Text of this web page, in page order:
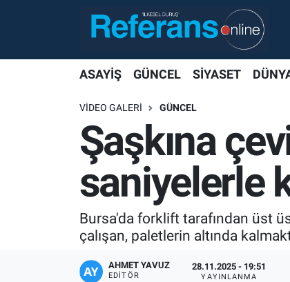
ASAYİŞ GÜNCEL SİYASET
VIDEO GALERI GÜNCEL
Şaşkına
saniyelerle
Bursa'da forklift tarafından üst
çalışan, paletlerin altında
AHMET YAVUZ
EDITÖR
28.11.2025 - 19:51
YAYINLANMA